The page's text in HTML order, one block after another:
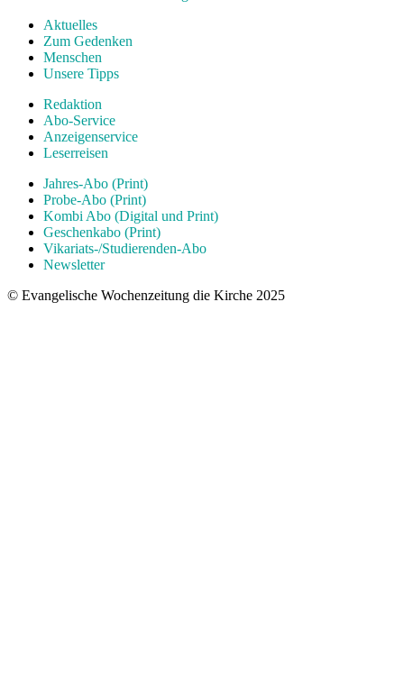
Aktuelles
Zum Gedenken
Menschen
Unsere Tipps
Redaktion
Abo-Service
Anzeigenservice
Leserreisen
Jahres-Abo (Print)
Probe-Abo (Print)
Kombi Abo (Digital und Print)
Geschenkabo (Print)
Vikariats-/Studierenden-Abo
Newsletter
© Evangelische Wochenzeitung die Kirche 2025